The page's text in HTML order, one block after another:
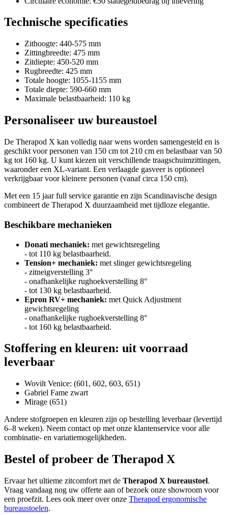
Technische specificaties
Zithoogte: 440-575 mm
Zittingbreedte: 475 mm
Zitdiepte: 450-520 mm
Rugbreedte: 425 mm
Totale hoogte: 1055-1155 mm
Totale diepte: 590-660 mm
Maximale belastbaarheid: 110 kg
Personaliseer uw bureaustoel
De Therapod X kan volledig naar wens worden samengesteld en is
geschikt voor personen van 150 cm tot 210 cm en belastbaar van 50
kg tot 160 kg. U kunt kiezen uit verschillende traagschuimzittingen,
waaronder een XL-variant. Een verlaagde gasveer is optioneel
verkrijgbaar voor kleinere personen (vanaf circa 150 cm).
Met een 15 jaar full service garantie en zijn Scandinavische design
combineert de Therapod X duurzaamheid met tijdloze elegantie.
Beschikbare mechanieken
Donati mechaniek: met gewichtsregeling
- tot 110 kg belastbaarheid.
Tension+ mechaniek: met slinger gewichtsregeling
- zitneigverstelling 3°
- onafhankelijke rughoekverstelling 8°
- tot 130 kg belastbaarheid.
Epron RV+ mechaniek: met Quick Adjustment
gewichtsregeling
- onafhankelijke rughoekverstelling 8°
- tot 160 kg belastbaarheid.
Stoffering en kleuren: uit voorraad
leverbaar
Wovilt Venice: (601, 602, 603, 651)
Gabriel Fame zwart
Mirage (651)
Andere stofgroepen en kleuren zijn op bestelling leverbaar (levertijd
6–8 weken). Neem contact op met onze klantenservice voor alle
combinatie- en variatiemogelijkheden.
Bestel of probeer de Therapod X
Ervaar het ultieme zitcomfort met de Therapod X bureaustoel.
Vraag vandaag nog uw offerte aan of bezoek onze showroom voor
een proefzit. Lees ook meer over onze Therapod ergonomische
bureaustoelen.